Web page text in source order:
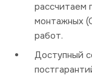
рассчитаем
монтажных
работ.
Доступный